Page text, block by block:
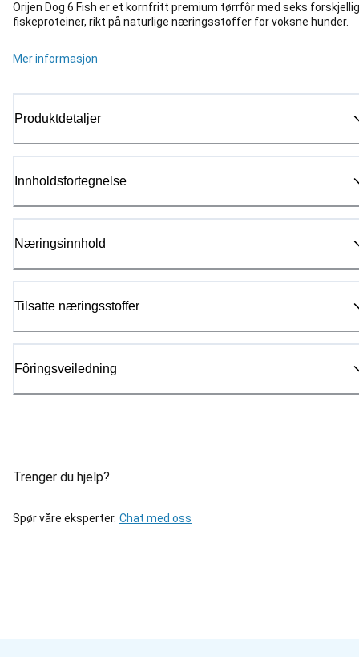
Orijen Dog 6 Fish er et kornfritt premium tørrfôr med seks
fiskeproteiner, rikt på naturlige næringsstoffer for voksne hunder.
Mer informasjon
Produktdetaljer
Innholdsfortegnelse
Næringsinnhold
Tilsatte næringsstoffer
Fôringsveiledning
Trenger du hjelp?
Spør våre eksperter. Chat med oss